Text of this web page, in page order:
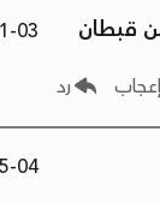
قبطان
إعجاب رد